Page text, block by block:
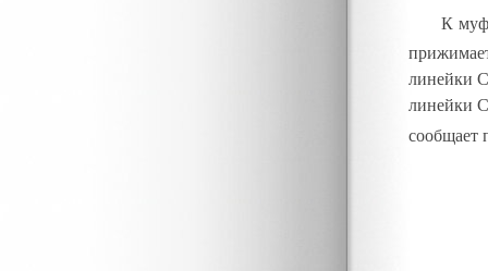
К
линейки
линейки
сообщает